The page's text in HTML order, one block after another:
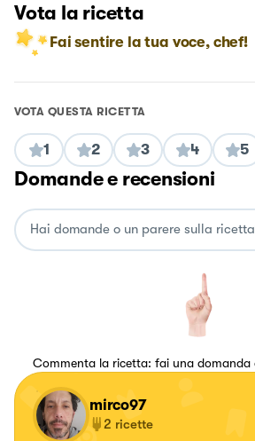
Vota la ricetta
Fai sentire la tua voce, chef!
VOTA QUESTA RICETTA
1 2 3 4 5
Domande e recensioni
Commenta la ricetta: fai una domanda
mirco97
2 ricette